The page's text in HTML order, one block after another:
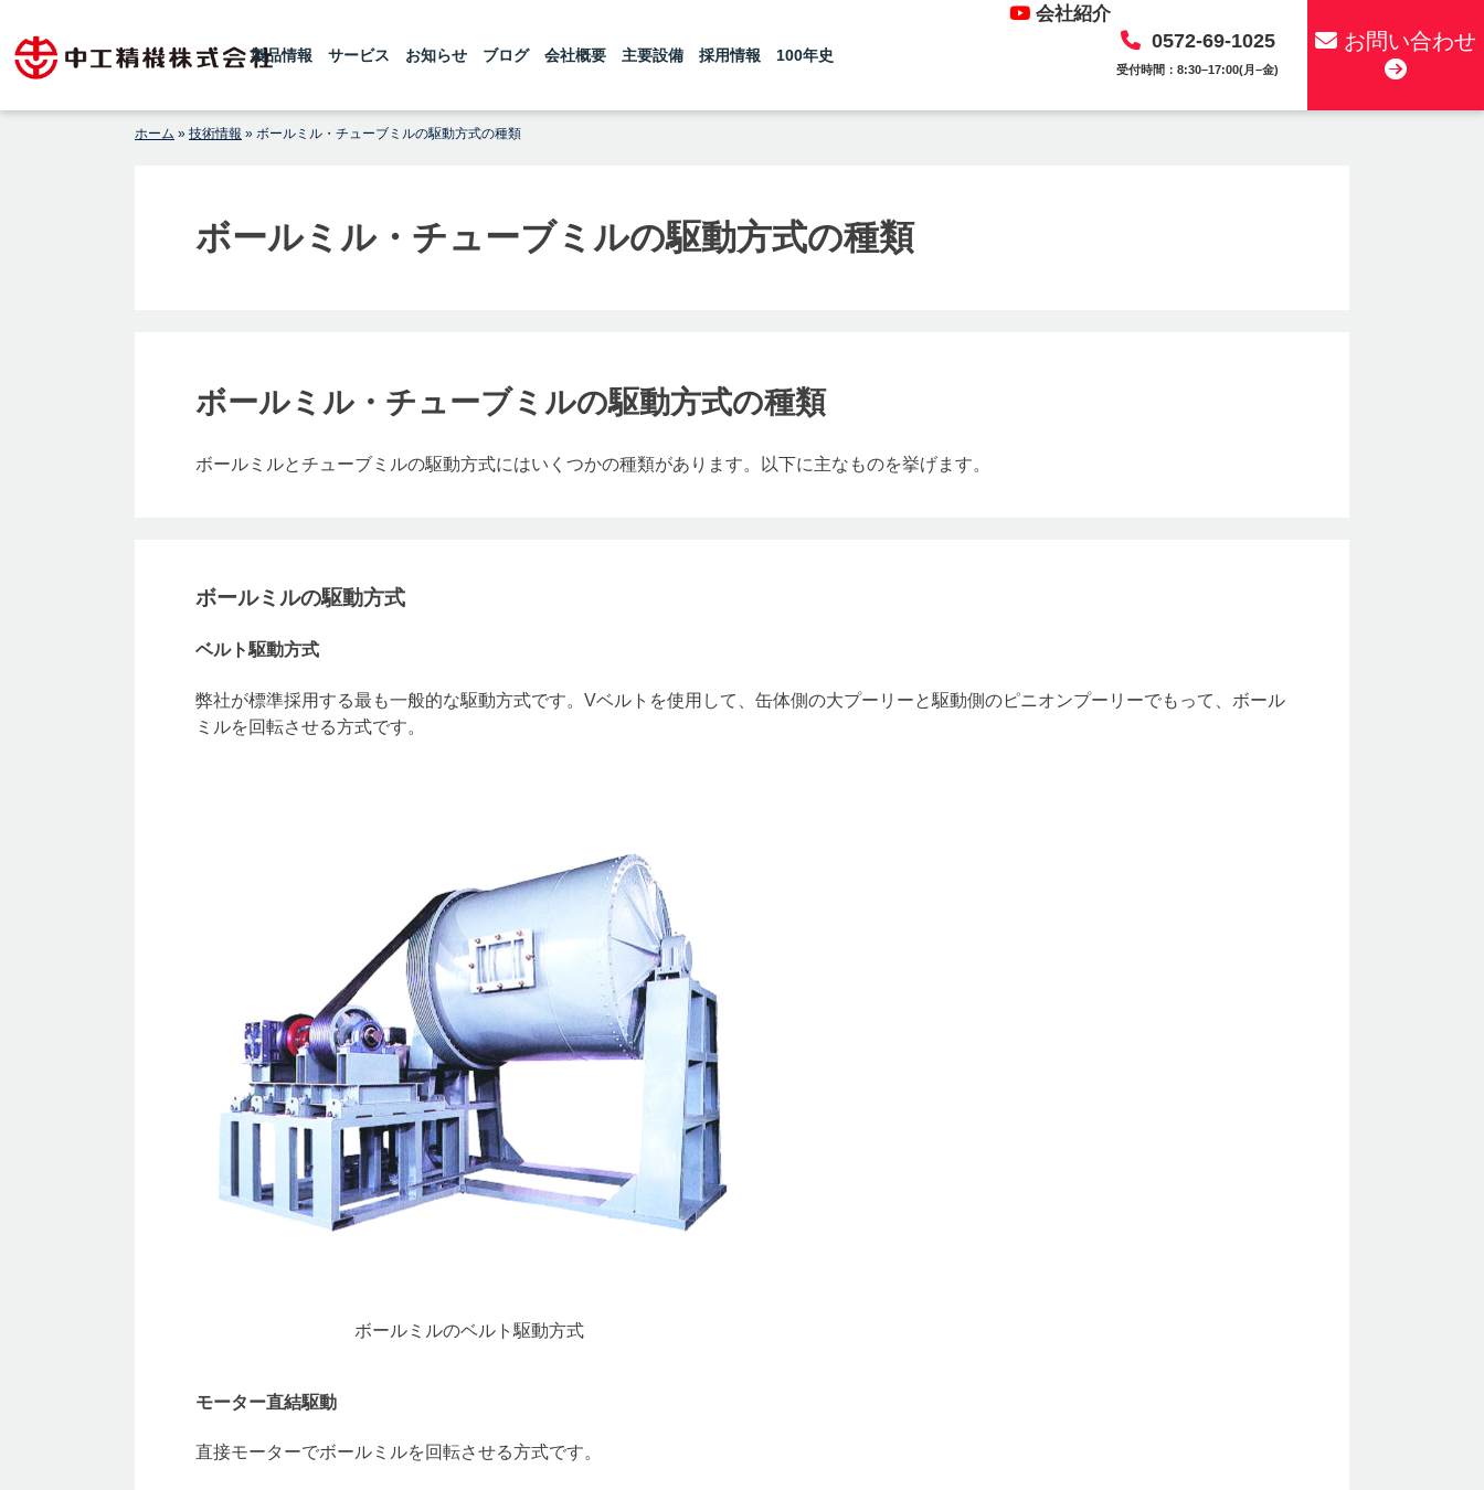
content
業100年の粉砕機製造パイオニ
アメーカー
機・ボールミルを製造している中工精機
です。微粉砕機のボールミル、連続式微
粉砕機のチューブミルを製造しておりま
製品情報 サービス お知らせ ブログ 会社概要 主要設備 採用情報 100年史
会社紹介
0572-69-1025
受付時間：8:30–17:00(月–金)
お問い合わせ
ホーム » 技術情報 » ボールミル・チューブミルの駆動方式の種類
ボールミル・チューブミルの駆動方式の種類
ボールミル・チューブミルの駆動方式の種類
ボールミルとチューブミルの駆動方式にはいくつかの種類があります。以下に主なものを挙げます。
ボールミルの駆動方式
ベルト駆動方式
弊社が標準採用する最も一般的な駆動方式です。Vベルトを使用して、缶体側の大プーリーと駆動側のピニオンプーリーでもって、ボール
ミルを回転させる方式です。
ボールミルのベルト駆動方式
モーター直結駆動
直接モーターでボールミルを回転させる方式です。